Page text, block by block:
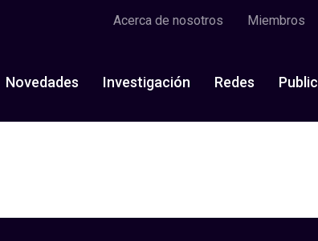
Acerca de nosotros Miembros
Novedades Investigación Redes